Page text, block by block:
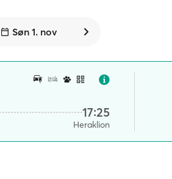
Søn 1. nov
17:25
Heraklion